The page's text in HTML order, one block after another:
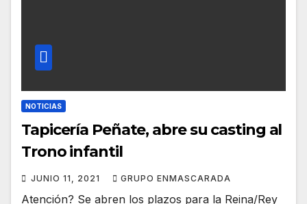
NOTICIAS
Tapicería Peñate, abre su casting al
Trono infantil
JUNIO 11, 2021 GRUPO ENMASCARADA
Atención? Se abren los plazos para la Reina/Rey